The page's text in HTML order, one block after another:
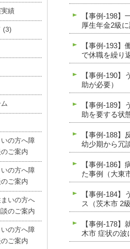
【事例-198
厚生年金2級
【事例-193
で休職を繰り
【事例-190
助が必要）
【事例-189
助を要する状
【事例-188
幼少期から冗
【事例-186
た事例（大東
【事例-184
ス（茨木市 2
【事例-178
木市 症状の波
績
(3)
の方へ障
ご案内
の方へ障
ご案内
いの方へ
のご案内
の方へ障
ご案内